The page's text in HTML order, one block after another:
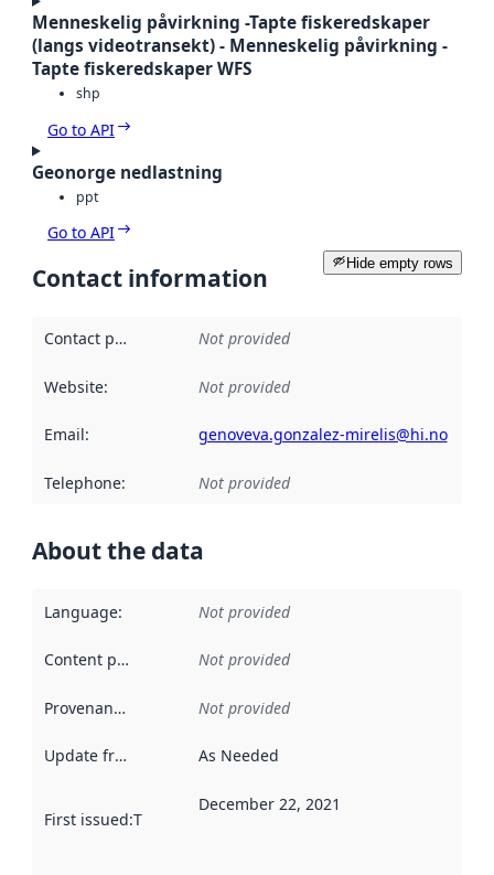
Menneskelig påvirkning -Tapte fiskeredskaper
(langs videotransekt) - Menneskelig påvirkning -
Tapte fiskeredskaper WFS
shp
Go to API
Geonorge nedlastning
ppt
Go to API
Hide empty rows
Contact information
Contact point Not provided
Website: Not provided
Email: genoveva.gonzalez-mirelis@hi.no
Telephone: Not provided
About the data
Language: Not provided
Content providers Not provided
Provenance Not provided
Update frequency As Needed
First issued:This date indicates when the data in this
December 22, 2021